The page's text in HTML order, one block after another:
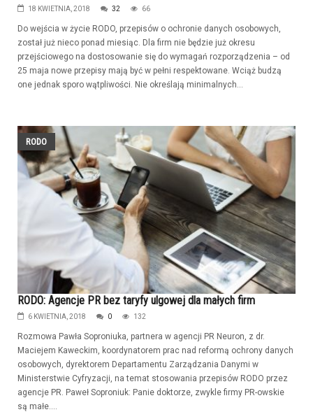
18 KWIETNIA, 2018 32 66
Do wejścia w życie RODO, przepisów o ochronie danych osobowych,
został już nieco ponad miesiąc. Dla firm nie będzie już okresu
przejściowego na dostosowanie się do wymagań rozporządzenia – od
25 maja nowe przepisy mają być w pełni respektowane. Wciąż budzą
one jednak sporo wątpliwości. Nie określają minimalnych...
RODO
RODO: Agencje PR bez taryfy ulgowej dla małych firm
6 KWIETNIA, 2018 0 132
Rozmowa Pawła Soproniuka, partnera w agencji PR Neuron, z dr.
Maciejem Kaweckim, koordynatorem prac nad reformą ochrony danych
osobowych, dyrektorem Departamentu Zarządzania Danymi w
Ministerstwie Cyfryzacji, na temat stosowania przepisów RODO przez
agencje PR. Paweł Soproniuk: Panie doktorze, zwykle firmy PR-owskie
są małe....